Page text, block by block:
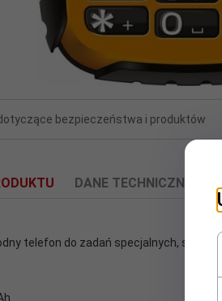
bezpieczeństwa i produktów
DANE TECHNICZNE
telefon do zadań specjalnych,